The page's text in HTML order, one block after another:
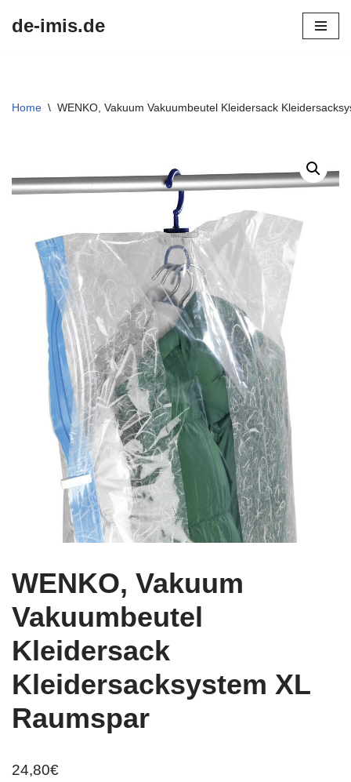
de-imis.de
Home \ WENKO, Vakuum Vakuumbeutel Kleidersack
WENKO, Vakuum
Vakuumbeutel
Kleidersack
Kleidersacksystem XL
Raumspar
24,80€